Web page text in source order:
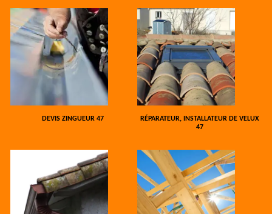
DEVIS ZINGUEUR 47
RÉPARATEUR, INSTALLATEUR DE VELUX
47